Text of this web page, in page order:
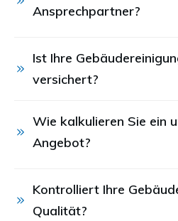
Ansprechpartner?
Ist Ihre
versichert?
Wie kalkulieren Sie ein
Angebot?
Kontrolliert Ihre
Qualität?